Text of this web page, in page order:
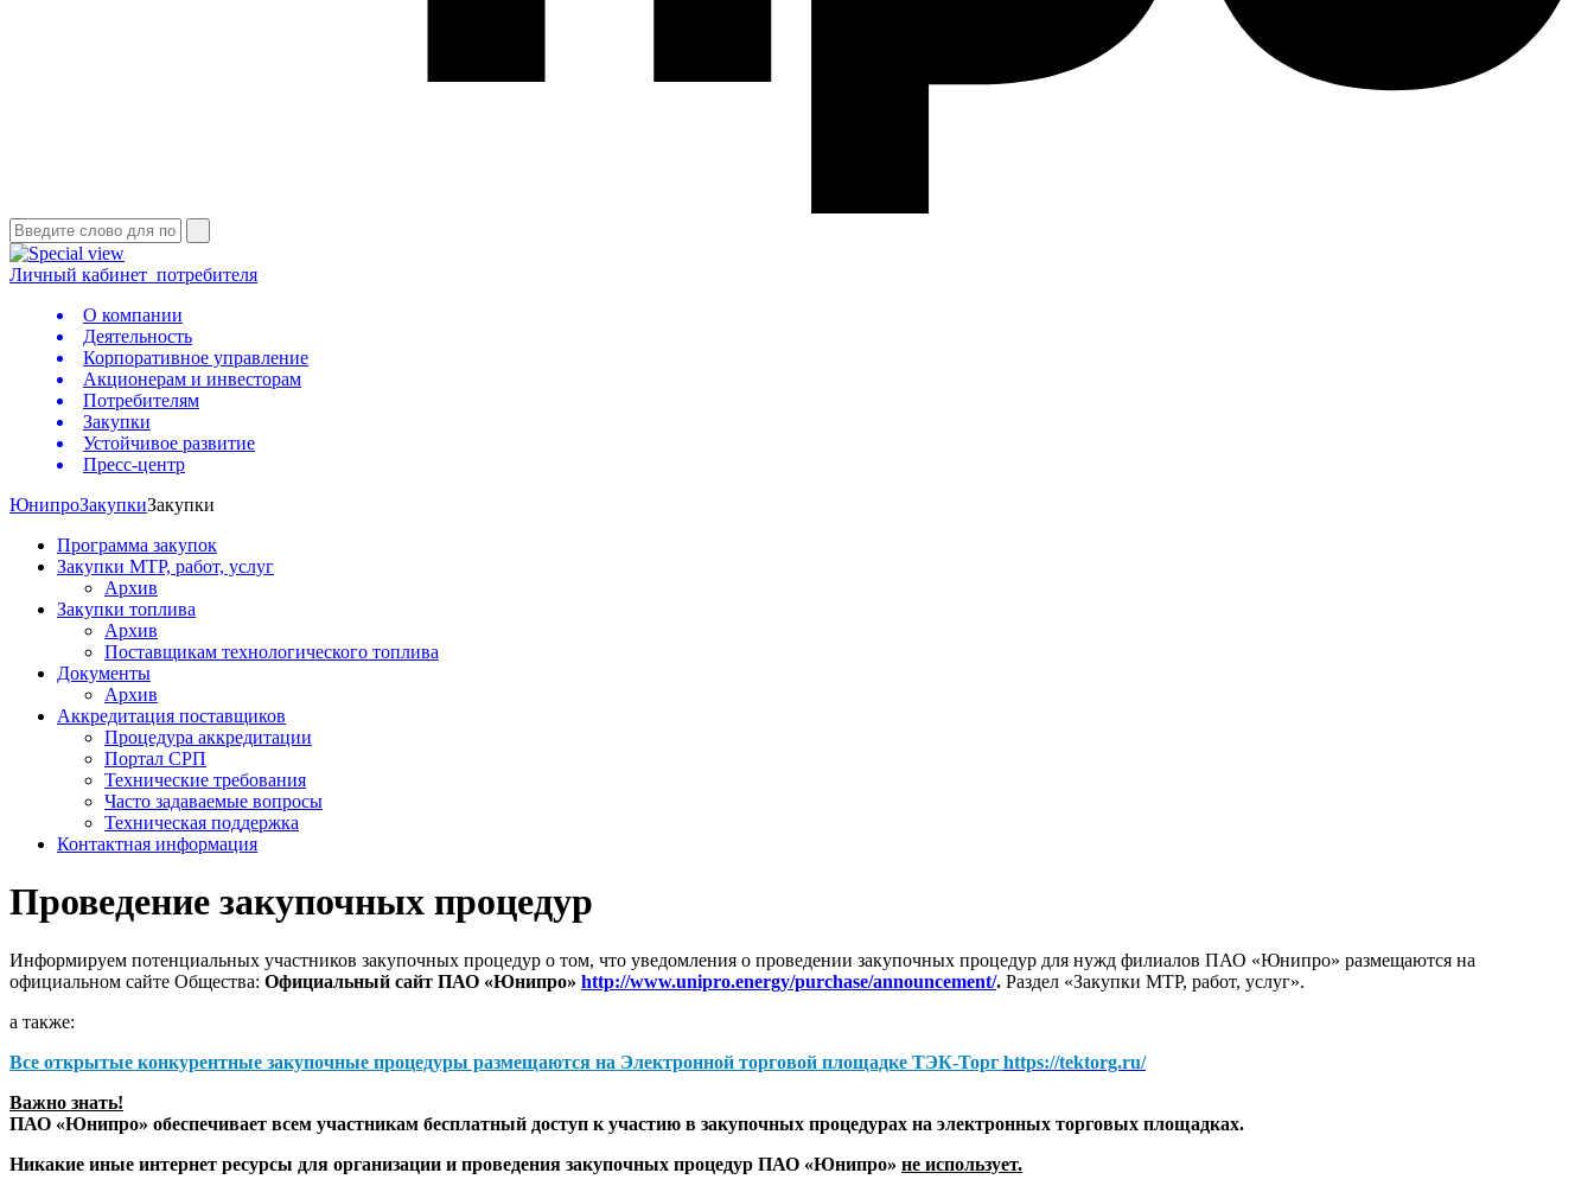
Личный кабинет потребителя
О компании
Деятельность
Корпоративное управление
Акционерам и инвесторам
Потребителям
Закупки
Устойчивое развитие
Пресс-центр
ЮнипроЗакупкиЗакупки
Программа закупок
Закупки МТР, работ, услуг
Архив
Закупки топлива
Архив
Поставщикам технологического топлива
Документы
Архив
Аккредитация поставщиков
Процедура аккредитации
Портал СРП
Технические требования
Часто задаваемые вопросы
Техническая поддержка
Контактная информация
Проведение закупочных процедур
Информируем потенциальных участников закупочных процедур о том, что уведомления о проведении закупочных процедур для нужд филиалов ПАО «Юнипро» размещаются на
официальном сайте Общества: Официальный сайт ПАО «Юнипро» http://www.unipro.energy/purchase/announcement/. Раздел «Закупки МТР, работ, услуг».
а также:
Все открытые конкурентные закупочные процедуры размещаются на Электронной торговой площадке ТЭК-Торг https://tektorg.ru/
Важно знать!
ПАО «Юнипро» обеспечивает всем участникам бесплатный доступ к участию в закупочных процедурах на электронных торговых площадках.
Никакие иные интернет ресурсы для организации и проведения закупочных процедур ПАО «Юнипро» не использует.